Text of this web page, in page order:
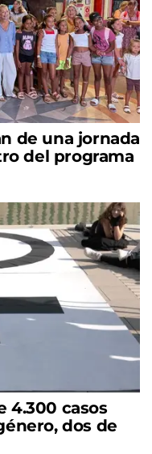
de una jornada
del programa
4.300 casos
dos de